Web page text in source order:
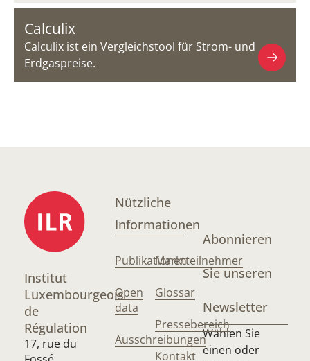
Calculix
Calculix ist ein Vergleichstool für Strom- und
Erdgaspreise.
Institut
Luxembourgeois
de
Régulation
17, rue du
Nützliche
Informationen
Publikationen
Open
data
Ausschreibungen
Marktteilnehmer
Glossar
Pressebereich
Kontakt
Abonnieren
Sie unseren
Newsletter
Wählen Sie
einen oder